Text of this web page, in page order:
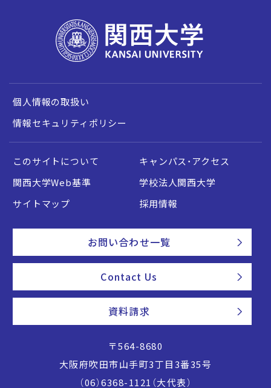
個人情報の取扱い
情報セキュリティポリシー
このサイトについて
キャンパス・アクセス
関西大学Web基準
学校法人関西大学
サイトマップ
採用情報
お問い合わせ一覧
Contact Us
資料請求
〒564-8680
大阪府吹田市山手町3丁目3番35号
（06）6368-1121（大代表）